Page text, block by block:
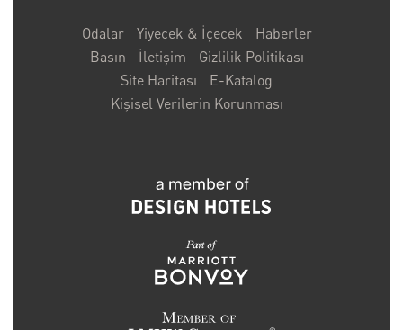
Odalar Yiyecek & İçecek
Haberler
Basın
İletişim
Gizlilik Politikası
Site Haritası
E-Katalog
Kişisel Verilerin Korunması